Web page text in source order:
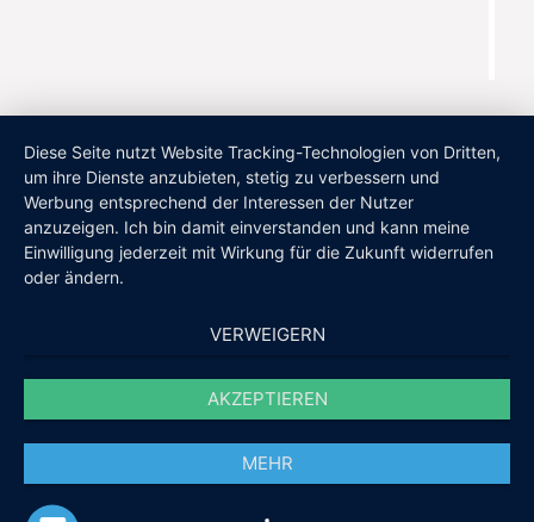
Diese Seite nutzt Website Tracking-Technologien von Dritten,
um ihre Dienste anzubieten, stetig zu verbessern und
Werbung entsprechend der Interessen der Nutzer
anzuzeigen. Ich bin damit einverstanden und kann meine
Einwilligung jederzeit mit Wirkung für die Zukunft widerrufen
oder ändern.
VERWEIGERN
AKZEPTIEREN
MEHR